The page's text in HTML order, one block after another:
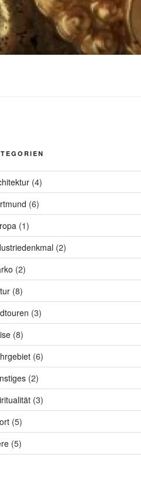
(4)
(6)
(1)
(2)
(2)
(8)
(3)
(8)
(6)
(2)
(3)
(5)
(5)